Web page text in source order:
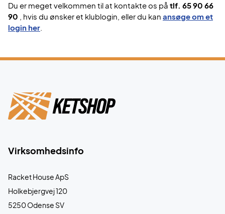
Du er meget velkommen til at kontakte os på tlf. 65 90 66
90
, hvis du ønsker et klublogin, eller du kan ansøge om et
login her
Virksomhedsinfo
Racket House ApS
Holkebjergvej 120
5250 Odense SV